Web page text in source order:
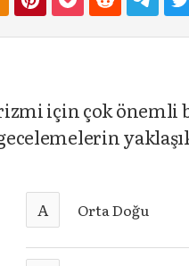
turizmi için çok
A Orta Doğu